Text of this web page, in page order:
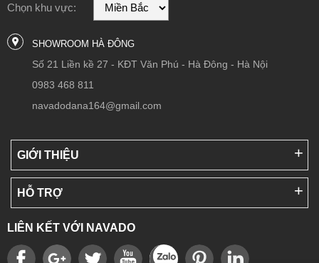
Chọn khu vực:
SHOWROOM HÀ ĐÔNG
Số 21 Liền kề 27 - KĐT Văn Phú - Hà Đông - Hà Nội
0983 468 811
navadodana164@gmail.com
GIỚI THIỆU
HỖ TRỢ
LIÊN KẾT VỚI NAVADO